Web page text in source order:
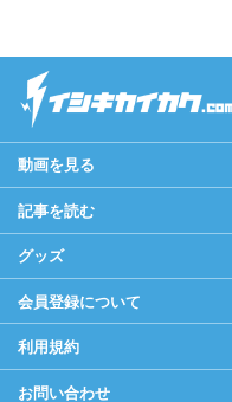
動画を見る
記事を読む
グッズ
会員登録について
利用規約
お問い合わせ